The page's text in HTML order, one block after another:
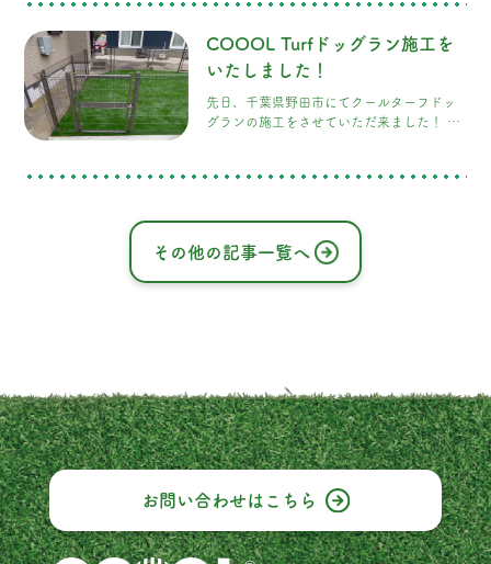
工し、明るく美しい眺めを作り上げること
って非常に美しい風景になりました！ この
施工により、バルコニーは明るく開放感の
り、 お客様からも「明るく良い眺めになっ
た」と大変喜んでいただきました
弊社も
COOOL Turfドッグラン施工を
いたしました！
先日、千葉県野田市にてクールターフドッ
グランの施工をさせていただ来ました！ 犬
Turf（クールターフ）は、犬の足に優し
走り回る際に、熱を効率的に吸収し、涼し
げな感触を提供する特別な材料を使用して
います。これにより、犬たちは夏の暑さで
も心地よく遊ぶことができます
その他の記事一覧へ
お問い合わせは こちら